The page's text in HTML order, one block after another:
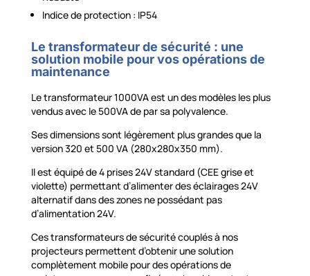
Indice de protection : IP54
Le transformateur de sécurité : une
solution mobile pour vos opérations de
maintenance
Le transformateur 1000VA est un des modèles les plus
vendus avec le 500VA de par sa polyvalence.
Ses dimensions sont légèrement plus grandes que la
version 320 et 500 VA (280x280x350 mm).
Il est équipé de 4 prises 24V standard (CEE grise et
violette) permettant d’alimenter des éclairages 24V
alternatif dans des zones ne possédant pas
d’alimentation 24V.
Ces transformateurs de sécurité couplés à nos
projecteurs permettent d’obtenir une solution
complètement mobile pour des opérations de